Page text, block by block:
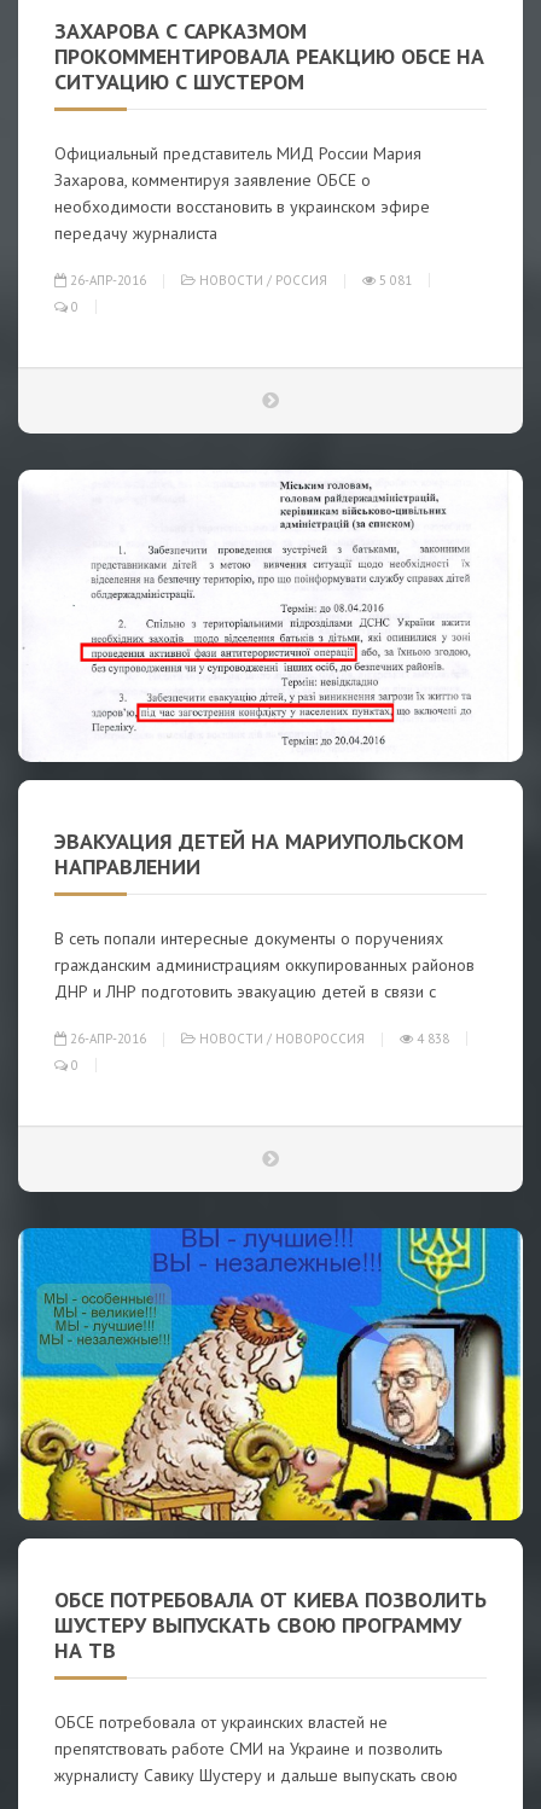
ЗАХАРОВА С САРКАЗМОМ
ПРОКОММЕНТИРОВАЛА РЕАКЦИЮ ОБСЕ НА
СИТУАЦИЮ С ШУСТЕРОМ
Официальный представитель МИД России Мария
Захарова, комментируя заявление ОБСЕ о
необходимости восстановить в украинском эфире
передачу журналиста
26-АПР-2016 НОВОСТИ / РОССИЯ
5 081
0
ЭВАКУАЦИЯ ДЕТЕЙ НА МАРИУПОЛЬСКОМ
НАПРАВЛЕНИИ
В сеть попали интересные документы о поручениях
гражданским администрациям оккупированных районов
ДНР и ЛНР подготовить эвакуацию детей в связи с
26-АПР-2016 НОВОСТИ / НОВОРОССИЯ
4 838
0
ОБСЕ ПОТРЕБОВАЛА ОТ КИЕВА ПОЗВОЛИТЬ
ШУСТЕРУ ВЫПУСКАТЬ СВОЮ ПРОГРАММУ
НА ТВ
ОБСЕ потребовала от украинских властей не
препятствовать работе СМИ на Украине и позволить
журналисту Савику Шустеру и дальше выпускать свою